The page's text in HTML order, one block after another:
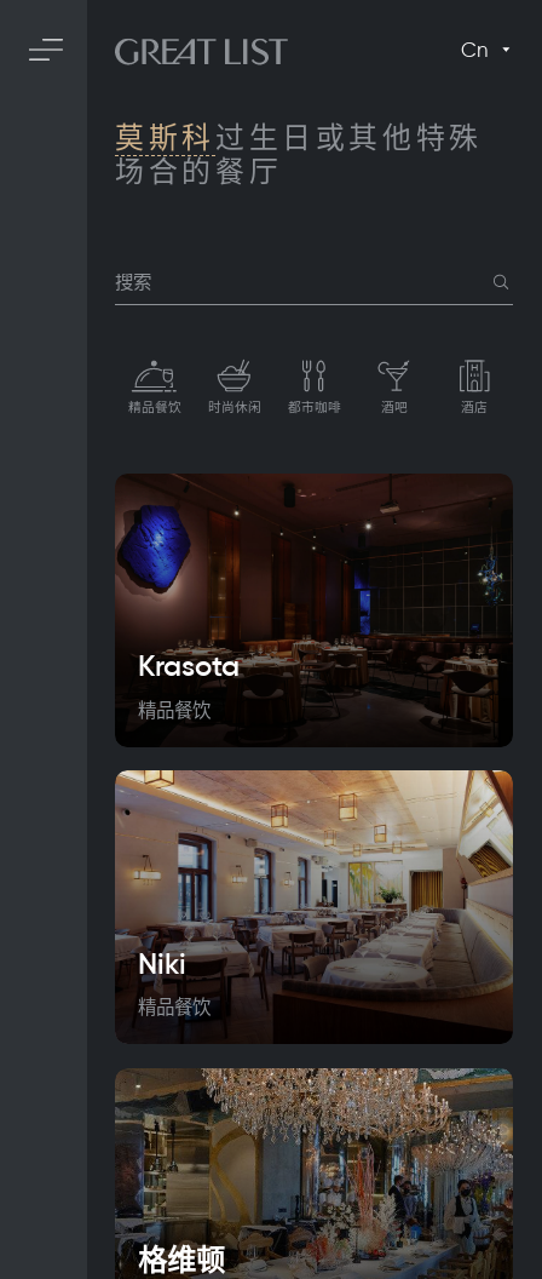
Cn
莫斯科 过生日或其他特殊
场合的餐厅
搜索
精品餐饮 时尚休闲 都市咖啡 酒吧 酒店
Krasota
精品餐饮
Niki
精品餐饮
格维顿